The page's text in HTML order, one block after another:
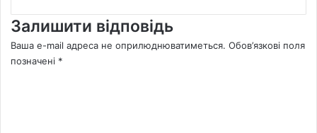
Залишити відповідь
Ваша e-mail адреса не оприлюднюватиметься. Обов’язкові поля
позначені *